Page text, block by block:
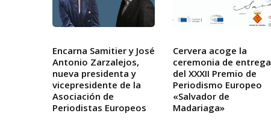
Encarna Samitier y José
Antonio Zarzalejos,
nueva presidenta y
vicepresidente de la
Asociación de
Periodistas Europeos
Cervera acoge la
ceremonia de entrega
del XXXII Premio de
Periodismo Europeo
«Salvador de
Madariaga»